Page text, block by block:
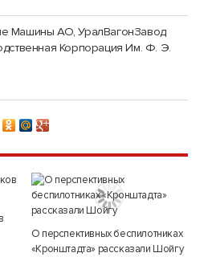
Машины АО,УралВагонЗавод
Корпорация Им. Ф. Э.
О перспективных беспилотниках
«Кронштадта» рассказали Шойгу